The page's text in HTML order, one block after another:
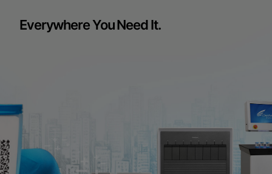
Everywhere You Need It.